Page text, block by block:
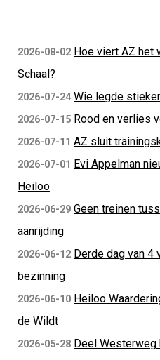
2026-08-02 Hoe viert AZ het
Schaal?
2026-07-24 Wie legde
2026-07-15 Rood en verlies
2026-07-11 AZ sluit
2026-07-01 Evi Appelman
Heiloo
2026-06-29 Geen treinen
aanrijding
2026-06-12 Derde dag van 4
bezinning
2026-06-10 Heiloo
de Wildt
2026-05-28 Deel Westerweg